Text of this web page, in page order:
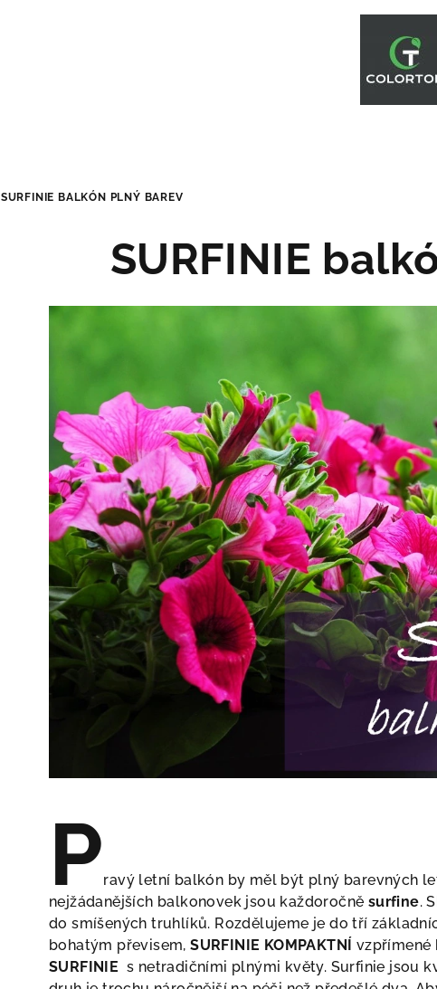
SURFINIE BALKÓN PLNÝ BAREV
SURFINIE
Pravý letní balkón by měl být plný barevných
nejžádanějších balkonovek jsou každoročně surfine.
do smíšených truhlíků. Rozdělujeme je do tří
bohatým převisem,SURFINIE KOMPAKTNÍ vzpřímené
SURFINIE s netradičními plnými květy. Surfinie jsou